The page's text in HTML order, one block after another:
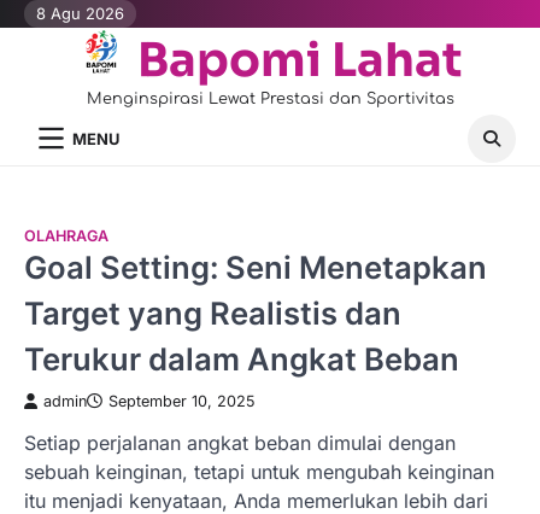
Skip8 Agu 2026
Bapomi Lahat
Menginspirasi Lewat Prestasi dan Sportivitas
MENU
OLAHRAGA
Goal Setting: Seni Menetapkan
Target yang Realistis dan
Terukur dalam Angkat Beban
admin September 10, 2025
Setiap perjalanan angkat beban dimulai dengan
sebuah keinginan, tetapi untuk mengubah keinginan
itu menjadi kenyataan, Anda memerlukan lebih dari